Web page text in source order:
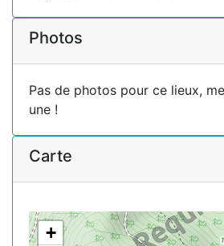
Photos
Pas de photos pour ce lieux,
une !
Carte
+